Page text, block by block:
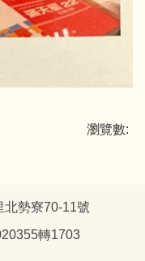
瀏覽數:
北勢寮70-11號
轉1703